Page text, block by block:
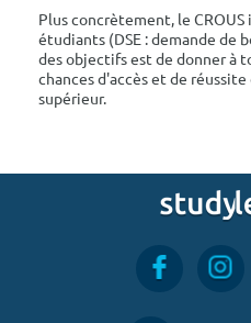
Plus concrètement, le
étudiants (DSE : demande de
des objectifs est de donner à
chances d'accès et de
supérieur.